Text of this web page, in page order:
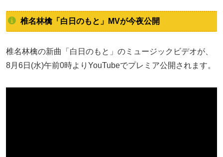
椎名林檎「白日のもと」MVが今夜公開
椎名林檎の新曲「白日のもと」のミュージックビデオが、
8月6日(水)午前0時よりYouTubeでプレミア公開されます。